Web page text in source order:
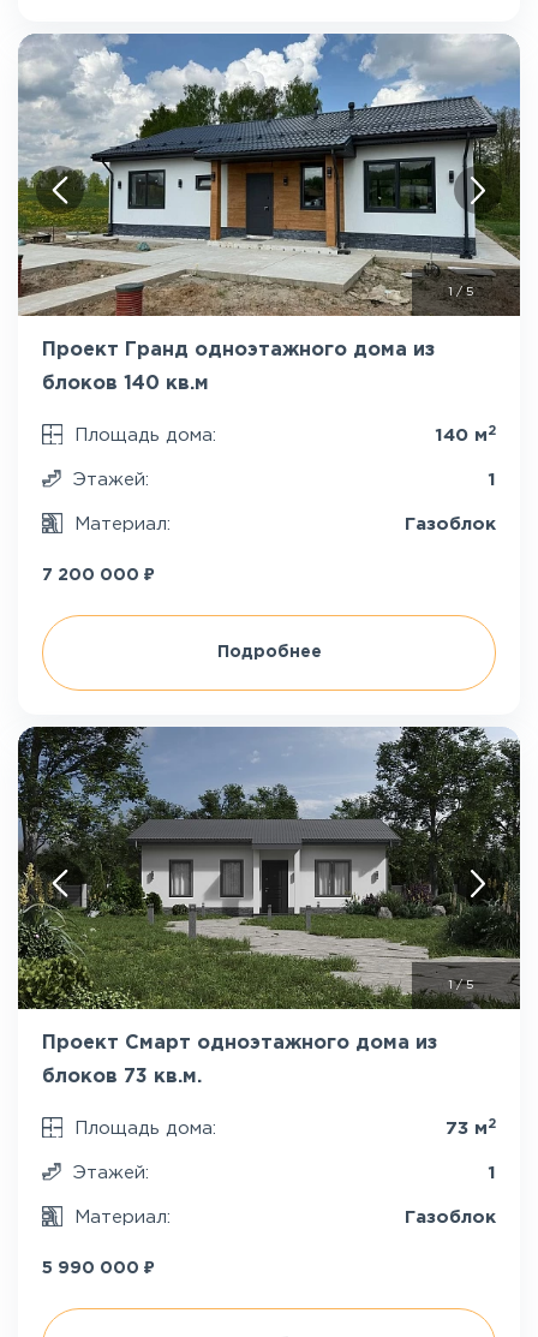
1 /5
Проект Гранд одноэтажного дома из
блоков 140 кв.м
Площадь дома: 140 м 2
Этажей: 1
Материал: Газоблок
7 200 000 ₽
Подробнее
/5
Проект Смарт одноэтажного дома из
блоков 73 кв.м.
Площадь дома: 73 м 2
Этажей: 1
Материал: Газоблок
5 990 000 ₽